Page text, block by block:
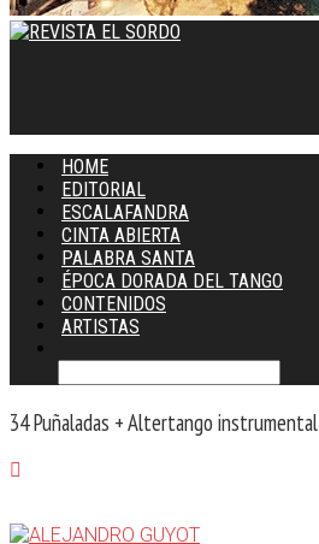
HOME
EDITORIAL
ESCALAFANDRA
CINTA ABIERTA
PALABRA SANTA
ÉPOCA DORADA DEL TANGO
CONTENIDOS
ARTISTAS
34 Puñaladas + Altertango instrumental